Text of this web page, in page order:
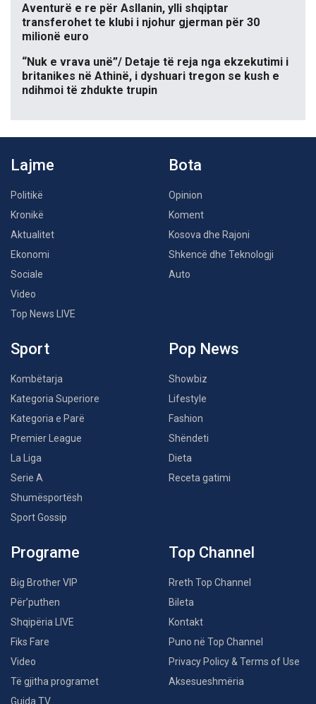
Aventurë e re për Asllanin, ylli shqiptar
transferohet te klubi i njohur gjerman për 30
milionë euro
“Nuk e vrava unë”/ Detaje të reja nga ekzekutimi i
britanikes në Athinë, i dyshuari tregon se kush e
ndihmoi të zhdukte trupin
Lajme
Politikë
Kronikë
Aktualitet
Ekonomi
Sociale
Video
Top News LIVE
Bota
Opinion
Koment
Kosova dhe Rajoni
Shkencë dhe Teknologji
Auto
Sport
Kombëtarja
Kategoria Superiore
Kategoria e Parë
Premier League
La Liga
Serie A
Shumësportësh
Sport Gossip
Pop News
Showbiz
Lifestyle
Fashion
Shëndeti
Dieta
Receta gatimi
Programe
Big Brother VIP
Për’puthen
Shqipëria LIVE
Fiks Fare
Video
Të gjitha programet
Guida TV
Top Channel
Rreth Top Channel
Bileta
Kontakt
Puno në Top Channel
Privacy Policy & Terms of Use
Aksesueshmëria